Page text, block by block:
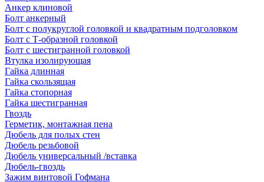
Анкер клиновой
Болт анкерный
Болт с полукруглой головкой и квадратным подголовком
Болт с Т-образной головкой
Болт с шестигранной головкой
Втулка изолирующая
Гайка длинная
Гайка скользящая
Гайка стопорная
Гайка шестигранная
Гвоздь
Герметик, монтажная пена
Дюбель для полых стен
Дюбель резьбовой
Дюбель универсальный /вставка
Дюбель-гвоздь
Зажим винтовой Гофмана